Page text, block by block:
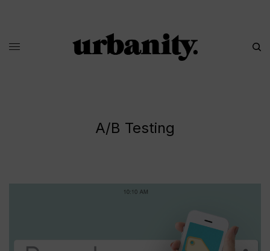
A/B Testing